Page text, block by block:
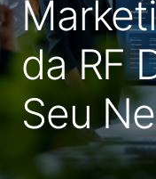
da RF
Seu